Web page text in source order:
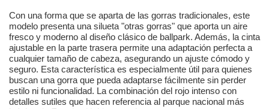
Con una forma que se aparta de las gorras tradicionales, este
modelo presenta una silueta "otras gorras" que aporta un aire
fresco y moderno al diseño clásico de ballpark. Además, la cinta
ajustable en la parte trasera permite una adaptación perfecta a
cualquier tamaño de cabeza, asegurando un ajuste cómodo y
seguro. Esta característica es especialmente útil para quienes
buscan una gorra que pueda adaptarse fácilmente sin perder
estilo ni funcionalidad. La combinación del rojo intenso con
detalles sutiles que hacen referencia al parque nacional más